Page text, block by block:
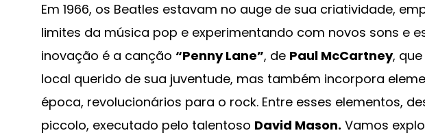
Em 1966, os Beatles estavam no auge de sua criatividade,
limites da música pop e experimentando com novos sons e
inovação é a canção “Penny Lane”, de Paul McCartney,
local querido de sua juventude, mas também incorpora
época, revolucionários para o rock. Entre esses elementos,
piccolo, executado pelo talentoso David Mason. Vamos